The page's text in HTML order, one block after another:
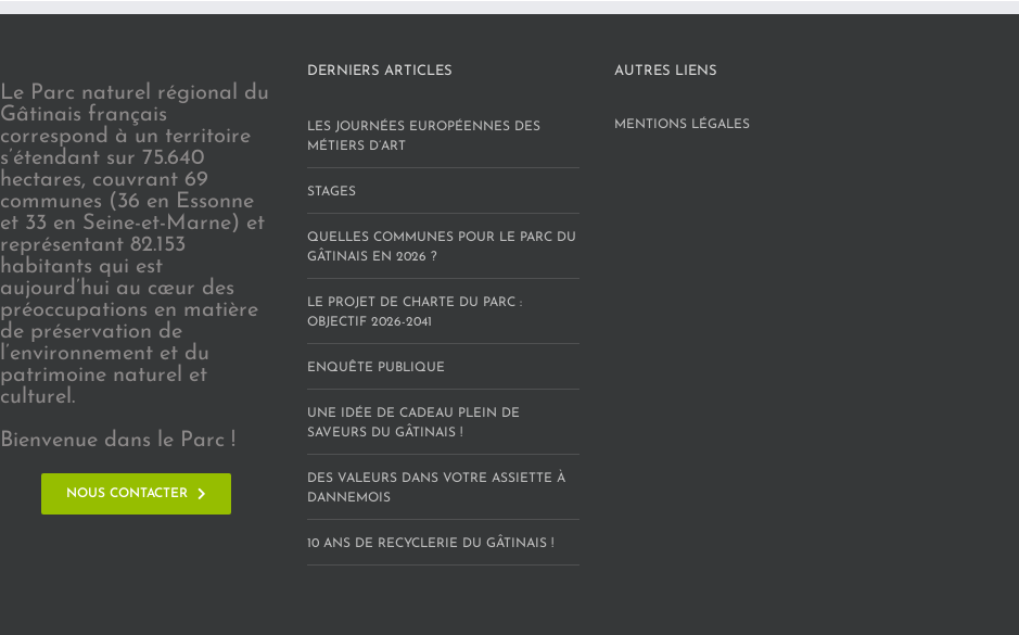
Le Parc naturel régional du
Gâtinais français
correspond à un territoire
s’étendant sur 75.640
hectares, couvrant 69
communes (36 en Essonne
et 33 en Seine-et-Marne) et
représentant 82.153
habitants qui est
aujourd’hui au cœur des
préoccupations en matière
de préservation de
l’environnement et du
patrimoine naturel et
culturel.
Bienvenue dans le Parc !
NOUS CONTACTER
DERNIERS ARTICLES
LES JOURNÉES EUROPÉENNES DES
MÉTIERS D’ART
STAGES
QUELLES COMMUNES POUR LE PARC DU
GÂTINAIS EN 2026 ?
LE PROJET DE CHARTE DU PARC :
OBJECTIF 2026-2041
ENQUÊTE PUBLIQUE
UNE IDÉE DE CADEAU PLEIN DE
SAVEURS DU GÂTINAIS !
DES VALEURS DANS VOTRE ASSIETTE À
DANNEMOIS
10 ANS DE RECYCLERIE DU GÂTINAIS !
AUTRES LIENS
MENTIONS LÉGALES